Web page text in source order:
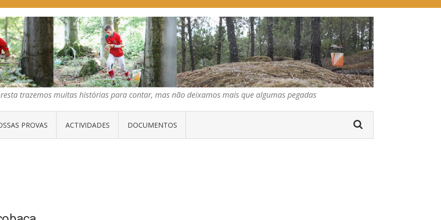
ORIENTAÇÃO DO CENTRO
muitas histórias para contar, mas não deixamos mais que algumas pegadas
trazemos muitas histórias para contar, mas não deixamos mais que algumas pegadas
PROVAS ACTIVIDADES DOCUMENTOS